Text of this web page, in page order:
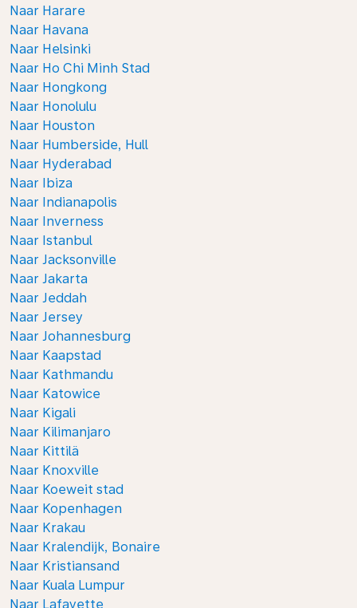
Naar Harare
Naar Havana
Naar Helsinki
Naar Ho Chi Minh Stad
Naar Hongkong
Naar Honolulu
Naar Houston
Naar Humberside, Hull
Naar Hyderabad
Naar Ibiza
Naar Indianapolis
Naar Inverness
Naar Istanbul
Naar Jacksonville
Naar Jakarta
Naar Jeddah
Naar Jersey
Naar Johannesburg
Naar Kaapstad
Naar Kathmandu
Naar Katowice
Naar Kigali
Naar Kilimanjaro
Naar Kittilä
Naar Knoxville
Naar Koeweit stad
Naar Kopenhagen
Naar Krakau
Naar Kralendijk, Bonaire
Naar Kristiansand
Naar Kuala Lumpur
Naar Lafayette